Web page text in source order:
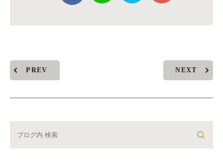
PREV NEXT